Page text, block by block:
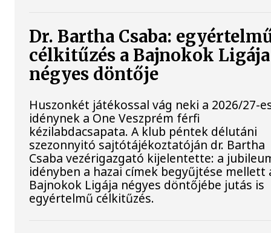
Dr. Bartha Csaba:
célkitűzés a Bajnokok Ligája
négyes döntője
Huszonkét játékossal vág neki a 2026/27-
idénynek a One Veszprém férfi
kézilabdacsapata. A klub péntek délutáni
szezonnyitó sajtótájékoztatóján dr. Bartha
Csaba vezérigazgató kijelentette: a
idényben a hazai címek begyűjtése mellett
Bajnokok Ligája négyes döntőjébe jutás is
egyértelmű célkitűzés.